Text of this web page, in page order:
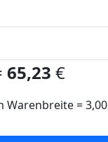
65,23 €
Warenbreite =3,00